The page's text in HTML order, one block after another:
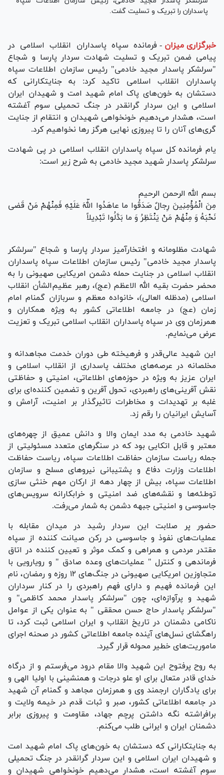
پاسداران را تبریک و تسلیت گفت.
خبرگزاری میزان - فرمانده سپاه پاسداران انقلاب اسلامی در
پیامی ضمن تبریک و تسلیت شهادت سردار پارسا و شجاع
"سرلشکر پاسدار مجید خادمی" رئیس سازمان اطلاعات سپاه
پاسداران انقلاب اسلامی تاکید کرد: به جنایتکارانی که
دستشان به خون‌های پاک امام شهید امت و شهیدان ایران
اسلامی و این سردار گرانقدر در جنگ تحمیلی سوم آغشته
است، هشدار می‌دهیم خونخواهی شهیدان و انتقام از جنایت
گری‌های آنان را تا پیروزی نهایی هرگز رها نخواهیم کرد.
یام فرمانده کل سپاه پاسداران انقلاب اسلامی در پی شهادت
سرلشکر پاسدار شهید مجید خادمی به شرح زیر است:
بسم الله الرحمن الرحیم
مِنَ الْمُؤْمِنِینَ رِجالٌ صَدَقُوا ما عاهَدُوا اللّهَ عَلَیْهِ فَمِنْهُمْ مَنْ قَضى
نَحْبَهُ وَ مِنْهُمْ مَنْ یَنْتَظِرُ وَ ما بَدَّلُوا تَبْدِیلاً
شهادت مظلومانه و افتخارآمیز سردار پارسا و شجاع "سرلشکر
پاسدار مجید خادمی" رئیس سازمان اطلاعات سپاه پاسداران
انقلاب اسلامی در جنایت حمله دشمن امریکایی صهیونی را به
محضر حضرت بقیه الله الاعظم (عج)، رهبر عظیم‌الشأن انقلاب
اسلامی (مدظله العالی)، خانواده معظم و سربازان گمنام امام
زمان (عج) در جامعه اطلاعاتی کشور به ویژه همکاران و
همرزمان وی در سپاه پاسداران انقلاب اسلامی تبریک و تعزیت
عرض می‌نمایم.
این شهید عالی‌قدر و فرهیخته طی دوران خدمت مجاهدانه و
مخلصانه در عرصه‌های مختلف پاسداری از انقلاب اسلامی و
ایران عزیز به ویژه در حوزه‌های اطلاعاتی، امنیتی و حفاظتی
نقش آفرینی‌های راهبردی، تحول آفرین و تضمین کننده‌ای برای
غلبه بر تهدیدات و مخاطرات تاثیرگذار بر امنیت، آرامش و
آسایش ایرانیان را رقم زد.
شهید خادمی به مدد ایمان والا و دانش عمیق از چهره‌های
معتبر و قابل اتکایی بود که در سنگر‌های متعدد مسئولیتی از
جمله ریاست سازمان حفاظت اطلاعات سپاه، ریاست حفاظت
اطلاعات وزارت دفاع و پشتیبانی نیرو‌های مسلح و سازمان
اطلاعات سپاه، بیش از چهار دهه از ارکان مهم خنثی سازی
توطئه‌ها و نقشه‌های ضد امنیتی و خرابکارانه سرویس‌های
جاسوسی و امنیتی جبهه دشمن به شمار می‌رفت.
حضور پر صلابت این سردار رشید در میدان مقابله با
عملیات‌های نفوذ و جاسوسی در رکن صیانت کننده از سپاه
مقتدر مردمی و همراهی و کمک موثر و تعیین کننده در اتاق
فرماندهی و کنترل " عملیات‌های وعده صادق " و رویارویی با
متجاوزین امریکایی صهیونی در جنگ‌های ۱۲ روزه و رمضان، نام
این فرمانده فهیم و دارای فهم راهبردی را در کنار سرداران
شهید و پرآوازه‌ای، چون "سرلشکر پاسدار محمد کاظمی" و
"سرلشکر پاسدار حاج حسن محققی " به عنوان یکی از عوامل
ناکامی دشمنان در تاریخ انقلاب و ایران اسلامی ثبت کرد، تا
راهگشای نسل‌های آینده جامعه اطلاعاتی کشور در صحنه اجرای
ماموریت‌های خطیر محوله قرار گیرد.
به روح پرفتوح این شهید والا مقام درود می‌فرستم و از درگاه
خدای قادر متعال برای او علو درجات و همنشینی با اولیا الهی و
برای یادگاران ارجمند وی و همرزمان مجاهد و گمنام آن شهید
در جامعه اطلاعاتی کشور، صبر و ثبات قدم در خیمه ولایت و
برافراشته نگه داشتن پرچم جهاد، مقاومت و پیروزی برابر
دشمنان ایران و ایرانی طلب می‌کنم.
به جنایتکارانی که دستشان به خون‌های پاک امام شهید امت
و شهیدان ایران اسلامی و این سردار گرانقدر در جنگ تحمیلی
سوم آغشته است، هشدار می‌دهیم خونخواهی شهیدان و